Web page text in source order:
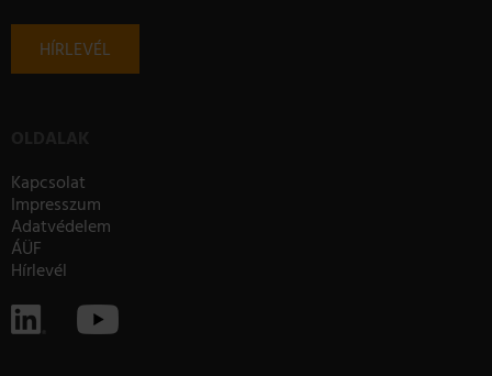
HÍRLEVÉL
Kapcsolat
Impresszum
Adatvédelem
ÁÜF
Hírlevél